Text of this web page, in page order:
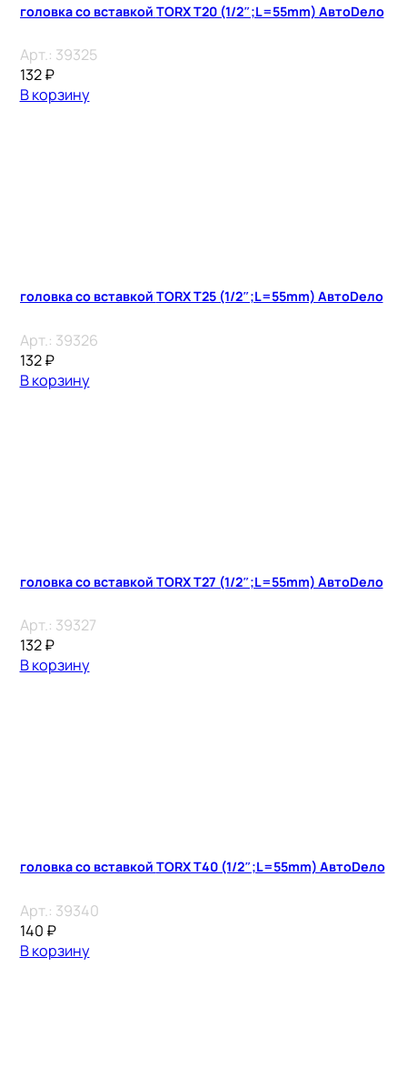
головка со вставкой TORX T20 (1/2″;L=55mm) АвтоDело
Арт.: 39325
132₽
В корзину
головка со вставкой TORX T25 (1/2″;L=55mm) АвтоDело
Арт.: 39326
132₽
В корзину
головка со вставкой TORX T27 (1/2″;L=55mm) АвтоDело
Арт.: 39327
132₽
В корзину
головка со вставкой TORX T40 (1/2″;L=55mm) АвтоDело
Арт.: 39340
140 ₽
В корзину